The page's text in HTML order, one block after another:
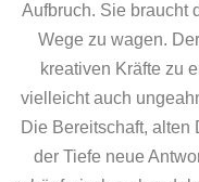
Aufbruch. Sie braucht
Wege zu wagen.
kreativen Kräfte zu
vielleicht auch
Die Bereitschaft, alten
der Tiefe neue